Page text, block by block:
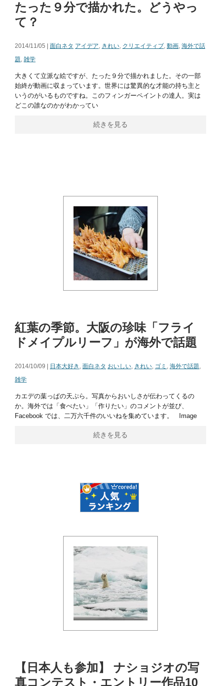
たった９分で描かれた。どうやっ
て？
2014/11/05 | 面白ネタ アイデア, きれい, クリエイティブ, 動画, 海外で話
題, 雑学
大きくて立派な絵ですが、たった９分で描かれました。その一部
始終が動画に収まっています。世界には驚異的な才能の持ち主と
いうのがいるものですね。このフィンガーペイントの達人。実は
どこの誰なのかがわかってい
続きを見る
紅葉の季節。大阪の珍味「フライ
ドメイプルリーフ」が海外で話題
2014/10/09 | 日本大好き , 面白ネタ おいしい, きれい, ゴミ , 海外で話題,
雑学
カエデの葉っぱの天ぷら。写真からおいしさが伝わってくるの
か。海外では「食べたい」「作りたい」のコメントが並び、
Facebook では、二万六千件のいいねを集めています。 Image
続きを見る
【日本人も参加】 ナショジオの写
真コンテスト・エントリー作品10